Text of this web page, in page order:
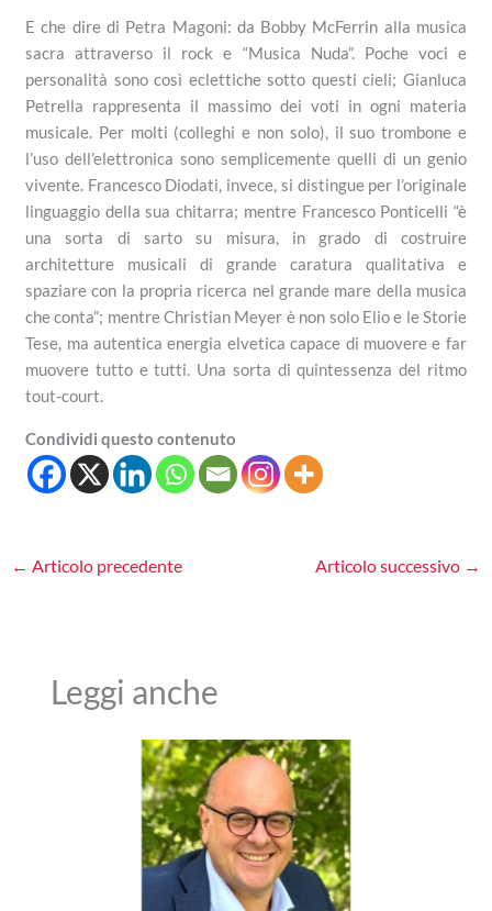
E che dire di Petra Magoni: da Bobby McFerrin alla musica
sacra attraverso il rock e “Musica Nuda”. Poche voci e
personalità sono così eclettiche sotto questi cieli; Gianluca
Petrella rappresenta il massimo dei voti in ogni materia
musicale. Per molti (colleghi e non solo), il suo trombone e
l’uso dell’elettronica sono semplicemente quelli di un genio
vivente. Francesco Diodati, invece, si distingue per l’originale
linguaggio della sua chitarra; mentre Francesco Ponticelli “è
una sorta di sarto su misura, in grado di costruire
architetture musicali di grande caratura qualitativa e
spaziare con la propria ricerca nel grande mare della musica
che conta”; mentre Christian Meyer è non solo Elio e le Storie
Tese, ma autentica energia elvetica capace di muovere e far
muovere tutto e tutti. Una sorta di quintessenza del ritmo
tout-court.
Condividi questo contenuto
← Articolo precedente Articolo successivo →
Leggi anche